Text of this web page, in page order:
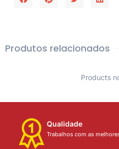
Produtos relacionados
Products
Qualidade
Trabalhos com as